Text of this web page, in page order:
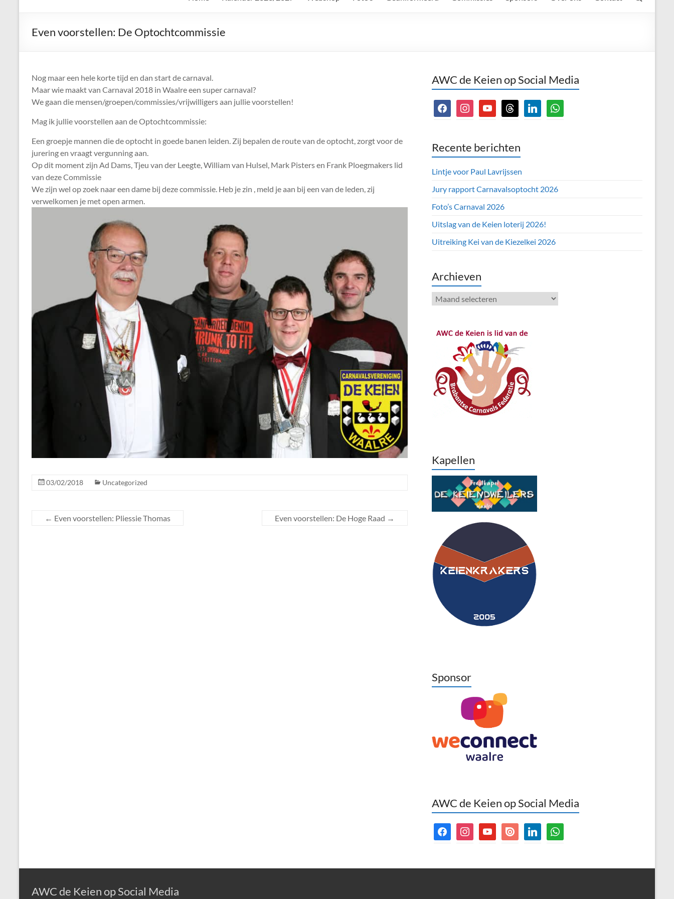
Keien
Carnavalsvereniging
De
Keien
Even voorstellen: De Optochtcommissie
Nog maar een hele korte tijd en dan start de carnaval.
Maar wie maakt van Carnaval 2018 in Waalre een super carnaval?
We gaan die mensen/groepen/commissies/vrijwilligers aan jullie voorstellen!
Mag ik jullie voorstellen aan de Optochtcommissie:
Een groepje mannen die de optocht in goede banen leiden. Zij bepalen de route van de optocht, zorgt voor de
jurering en vraagt vergunning aan.
Op dit moment zijn Ad Dams, Tjeu van der Leegte, William van Hulsel, Mark Pisters en Frank Ploegmakers lid
van deze Commissie
We zijn wel op zoek naar een dame bij deze commissie. Heb je zin , meld je aan bij een van de leden, zij
verwelkomen je met open armen.
03/02/2018 Uncategorized
← Even voorstellen: Pliessie Thomas Even voorstellen: De Hoge Raad →
AWC de Keien op Social Media
facebookinstagramyoutubethreads linkedinwhatsapp
Recente berichten
Lintje voor Paul Lavrijssen
Jury rapport Carnavalsoptocht 2026
Foto’s Carnaval 2026
Uitslag van de Keien loterij 2026!
Uitreiking Kei van de Kiezelkei 2026
Archieven
Archieven
Kapellen
Sponsor
AWC de Keien op Social Media
facebookinstagramyoutubeissuu linkedinwhatsapp
AWC de Keien op Social Media